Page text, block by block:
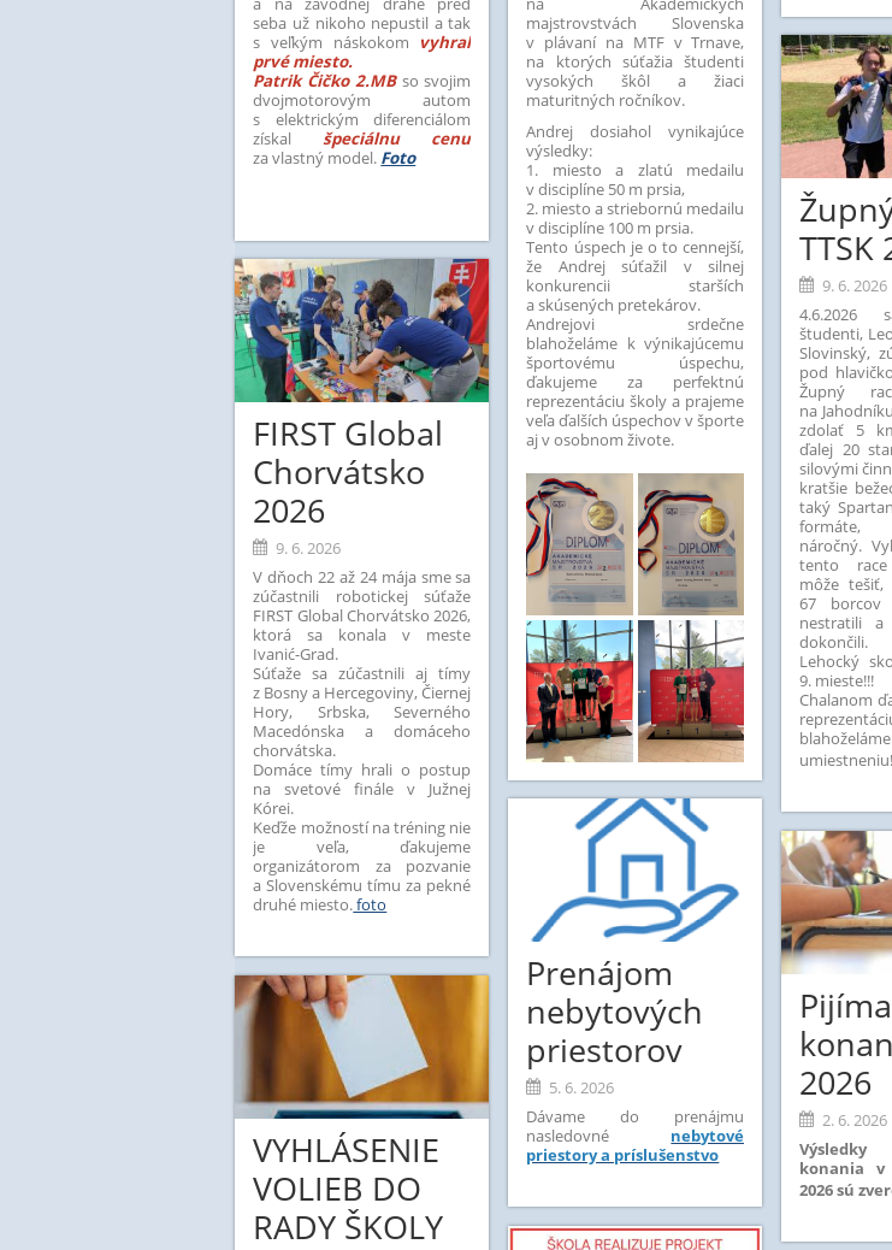
seba už nikoho nepustil a tak
s veľkým náskokom vyhral
prvé miesto.
Patrik Čičko 2.MBso svojim
dvojmotorovým autom
s elektrickým diferenciálom
získalšpeciálnu cenu
za vlastný model. Foto
majstrovstvách Slovenska
v plávaní na MTF v Trnave,
na ktorých súťažia študenti
vysokých škôl a žiaci
maturitných ročníkov.
Andrej dosiahol vynikajúce
výsledky:
1. miesto a zlatú medailu
v disciplíne 50 m prsia,
2. miesto a striebornú medailu
v disciplíne 100 m prsia.
Tento úspech je o to cennejší,
že Andrej súťažil v silnej
konkurencii starších
a skúsených pretekárov.
Andrejovi srdečne
blahoželáme k výnikajúcemu
športovému úspechu,
ďakujeme za perfektnú
reprezentáciu školy a prajeme
veľa ďalších úspechov v športe
aj v osobnom živote.
TTSK
9. 6. 2026
4.6.2026
študenti,
Slovinský,
pod
Župný
na
zdolať 5
ďalej 20
silovými
kratšie
taký
formáte,
náročný.
tento
môže tešiť,
67 borcov
nestratili
Lehocký
9. mieste!!!
Chalanom
FIRST Global
Chorvátsko
2026
9. 6. 2026
V dňoch 22 až 24 mája sme sa
zúčastnili robotickej súťaže
FIRST Global Chorvátsko 2026,
ktorá sa konala v meste
Ivanić-Grad.
Súťaže sa zúčastnili aj tímy
z Bosny a Hercegoviny, Čiernej
Hory, Srbska, Severného
Macedónska a domáceho
chorvátska.
Domáce tímy hrali o postup
na svetové finále v Južnej
Kórei.
Keďže možností na tréning nie
je veľa, ďakujeme
organizátorom za pozvanie
a Slovenskému tímu za pekné
druhé miesto.foto
Prenájom
nebytových
priestorov
5. 6. 2026
Dávame do prenájmu
nasledovné nebytové
priestory a príslušenstvo
2026
2. 6. 2026
konania v
2026 sú
VYHLÁSENIE
VOLIEB DO
RADY ŠKOLY